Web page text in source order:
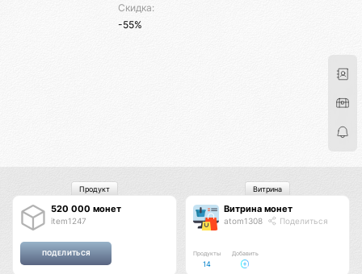
Скидка:
-55%
520 000 монет
item1247
Продукт
Витрина монет
atom1308 Поделиться
Продукты
14
Добавить
Витрина